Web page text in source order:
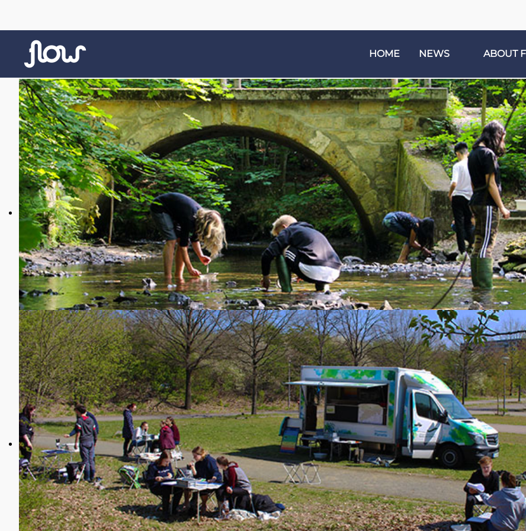
HOME NEWS ABOUT
Datenschutzerklärung
Datenschutzerklärung
I. Kontaktdaten des Verantwortlichen
Der Verantwortliche im Sinne der Datenschutz-Grundverordnung und anderer nationaler
datenschutzrechtlicher Bestimmungen ist die:
Helmholtz-Zentrum für Umweltforschung GmbH – UFZ
Permoserstraße 15
04318 Leipzig